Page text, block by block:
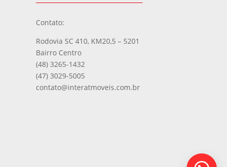
Contato:
Rodovia SC 410, KM20,5 – 5201
Bairro Centro
(48) 3265-1432
(47) 3029-5005
contato@interatmoveis.com.br